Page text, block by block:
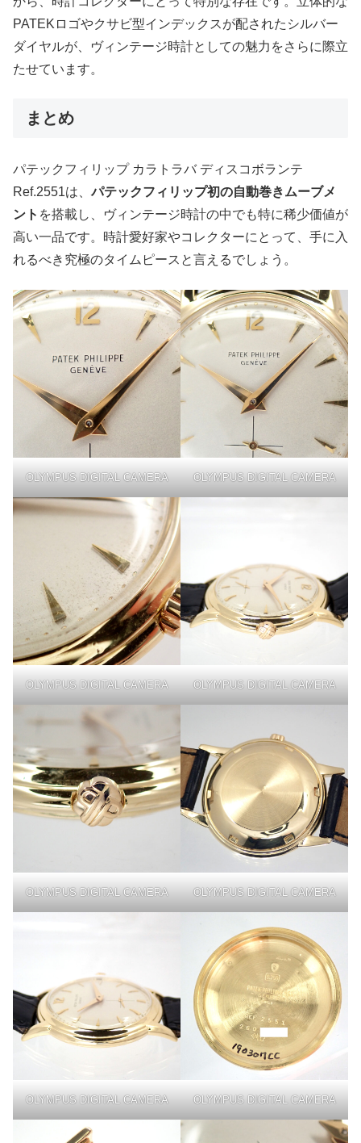
PATEKロゴやクサビ型インデックスが配されたシルバー
ダイヤルが、ヴィンテージ時計としての魅力をさらに際立
たせています。
まとめ
パテックフィリップ カラトラバ ディスコボランテ
Ref.2551は、パテックフィリップ初の自動巻きムーブメ
ント を搭載し、ヴィンテージ時計の中でも特に稀少価値が
高い一品です。時計愛好家やコレクターにとって、手に入
れるべき究極のタイムピースと言えるでしょう。
OLYMPUS DIGITAL CAMERA OLYMPUS DIGITAL CAMERA
OLYMPUS DIGITAL CAMERA OLYMPUS DIGITAL CAMERA
OLYMPUS DIGITAL CAMERA OLYMPUS DIGITAL CAMERA
OLYMPUS DIGITAL CAMERA OLYMPUS DIGITAL CAMERA